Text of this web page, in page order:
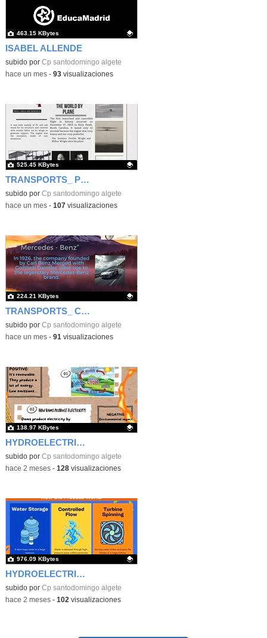
ISABEL ALLENDE
Contenido educativo.
subido por Cp santodomingo algete
463.15 KBytes
-hace un mes- 93visualizaciones
TRANSPORTS_ PLANE
Contenido educativo.
subido por Cp santodomingo algete
525.45 KBytes
-hace un mes- 107visualizaciones
TRANSPORTS_ CARS
Contenido educativo.
subido por Cp santodomingo algete
224.21 KBytes
-hace un mes- 91 visualizaciones
HYDROELECTRIC ENERGY
Contenido educativo.
subido por Cp santodomingo algete
138.97 KBytes
-hace 2 meses- 128visualizaciones
HYDROELECTRIC ENERGY2
Contenido educativo.
subido por Cp santodomingo algete
976.09 KBytes
-hace 2 meses- 102 visualizaciones